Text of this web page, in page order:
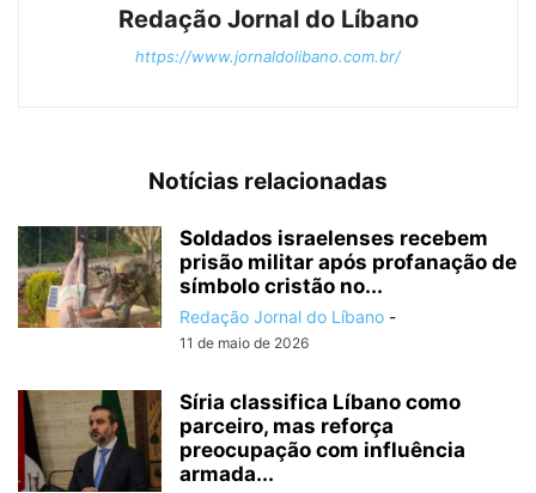
Redação Jornal do Líbano
https://www.jornaldolibano.com.br/
Notícias relacionadas
Soldados israelenses recebem
prisão militar após profanação de
símbolo cristão no...
Redação Jornal do Líbano -
11 de maio de 2026
Síria classifica Líbano como
parceiro, mas reforça
preocupação com influência
armada...